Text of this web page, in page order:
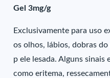
Gel 3mg/g
Exclusivamente para uso
os olhos, lábios, dobras
p ele lesada. Alguns sinais
como eritema,